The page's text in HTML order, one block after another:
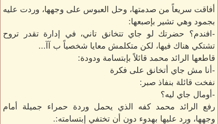
أفاقت سريعاً من صدمتها، وحل العبوس على وجهها، وردت عليه
بجمود وهي تشير بإصبعها:
-افندم؟ حضرتك لو جاي تتخانق تاني، في إدارة تقدر تروح
تشتكي هناك فيها، لكن متكلمش معايا شخصياً ب آآ...
قاطعها الرائد محمد قائلاً بإبتسامة ودودة:
-أنا مش جاي أتخانق على فكرة
نفخت قائلة بنفاذ صبر:
-أومال جاي ليه؟
رفع الرائد محمد كفه الذي يحمل وردة حمراء جميلة أمام
وجهها، ورد عليها بهدوء دون أن تختفي إبتسامته:.